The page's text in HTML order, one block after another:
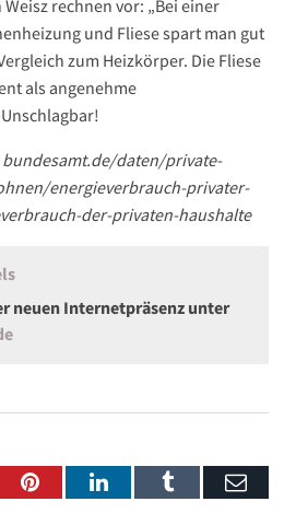
rechnen vor: „Bei einer
und Fliese spart man gut
zum Heizkörper. Die Fliese
als angenehme
bundesamt.de/daten/private-
energieverbrauch-privater-
der-privaten-haushalte
neuen Internetpräsenz unter
PinterestLinkedInTumblr